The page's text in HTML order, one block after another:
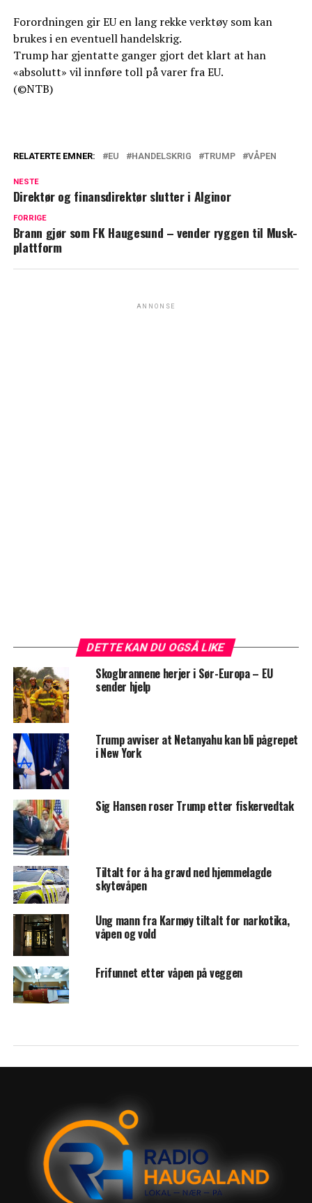
Forordningen gir EU en lang rekke verktøy som kan
brukes i en eventuell handelskrig.
Trump har gjentatte ganger gjort det klart at han
«absolutt» vil innføre toll på varer fra EU.
(©NTB)
RELATERTE EMNER: EU HANDELSKRIG TRUMP VÅPEN
NESTE
Direktør og finansdirektør slutter i Alginor
FORRIGE
Brann gjør som FK Haugesund – vender ryggen til Musk-
plattform
ANNONSE
DETTE KAN DU OGSÅ LIKE
Skogbrannene herjer i Sør-Europa – EU
sender hjelp
Trump avviser at Netanyahu kan bli pågrepet
i New York
Sig Hansen roser Trump etter fiskervedtak
Tiltalt for å ha gravd ned hjemmelagde
skytevåpen
Ung mann fra Karmøy tiltalt for narkotika,
våpen og vold
Frifunnet etter våpen på veggen